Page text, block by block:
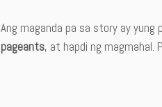
Ang maganda pa sa story ay yung
pageants, at hapdi ng magmahal.